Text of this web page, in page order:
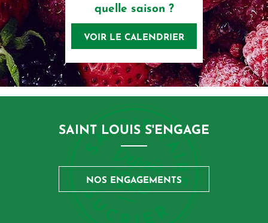
quelle saison ?
VOIR LE CALENDRIER
SAINT LOUIS S'ENGAGE
NOS ENGAGEMENTS